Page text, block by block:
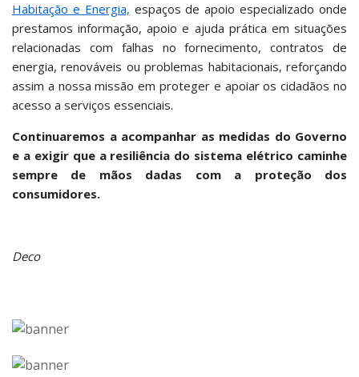
Habitação e Energia, espaços de apoio especializado onde
prestamos informação, apoio e ajuda prática em situações
relacionadas com falhas no fornecimento, contratos de
energia, renováveis ou problemas habitacionais, reforçando
assim a nossa missão em proteger e apoiar os cidadãos no
acesso a serviços essenciais.
Continuaremos a acompanhar as medidas do Governo
e a exigir que a resiliência do sistema elétrico caminhe
sempre de mãos dadas com a proteção dos
consumidores.
Deco